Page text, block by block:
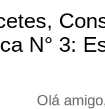
N° 3:
Olá